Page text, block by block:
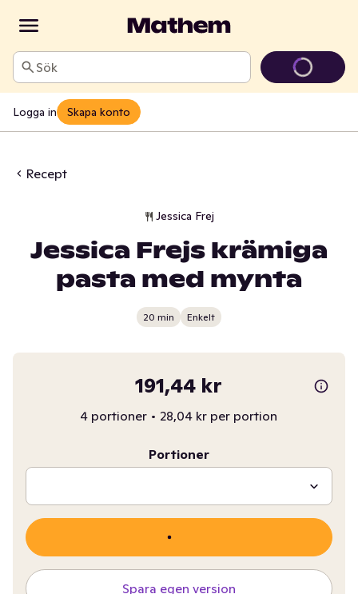
Sök
Logga in Skapa konto
Recept
Jessica Frej
Jessica Frejs krämiga
pasta med mynta
20 min Enkelt
191,44 kr
4 portioner • 28,04 kr per portion
Portioner
Spara egen version